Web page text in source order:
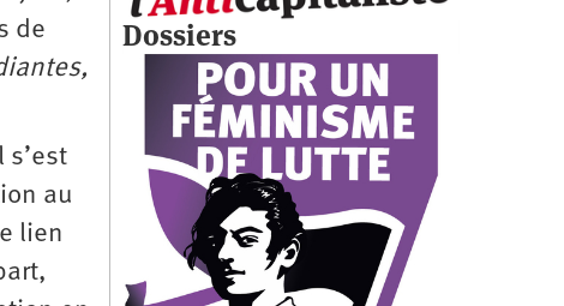
de
au
lien
Dossiers